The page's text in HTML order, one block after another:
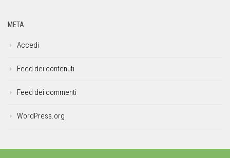
META
Accedi
Feed dei contenuti
Feed dei commenti
WordPress.org